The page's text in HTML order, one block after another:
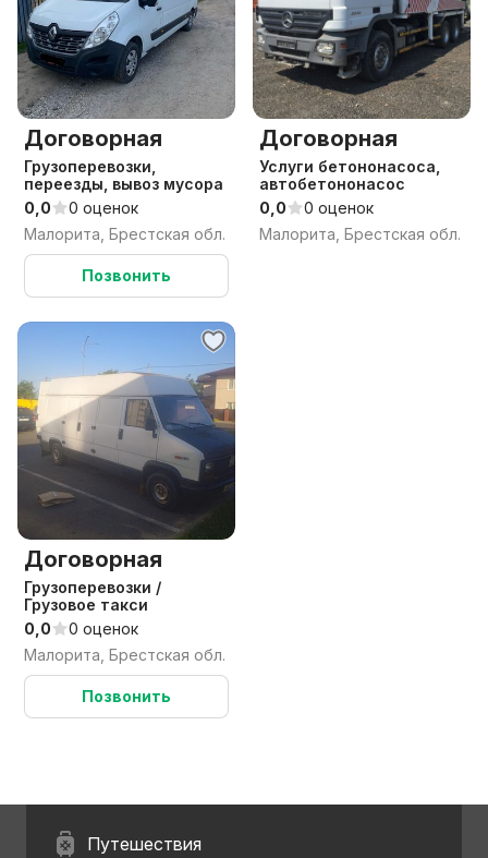
Договорная
Грузоперевозки,
переезды, вывоз мусора
0,0
0 оценок
Малорита, Брестская обл.
Позвонить
Договорная
Услуги бетононасоса,
автобетононасос
0,0
0 оценок
Малорита, Брестская обл.
Договорная
Грузоперевозки /
Грузовое такси
0,0
0 оценок
Малорита, Брестская обл.
Позвонить
Путешествия